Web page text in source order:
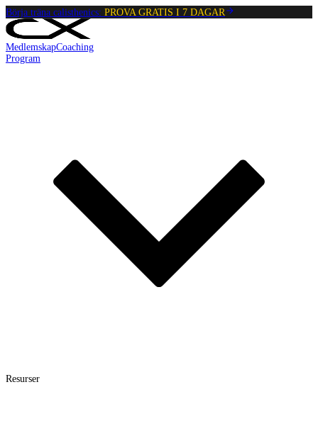
Börja träna calisthenics: PROVA GRATIS I 7 DAGAR
MedlemskapCoaching
Program
Resurser